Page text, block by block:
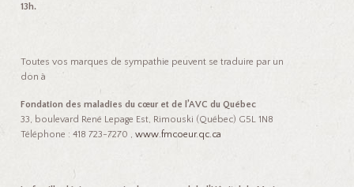
13h.
Toutes vos marques de sympathie peuvent se traduire par un
don à
Fondation des maladies du cœur et de l’AVC du Québec
33, boulevard René Lepage Est, Rimouski (Québec) G5L 1N8
Téléphone : 418 723-7270 ,www.fmcoeur.qc.ca